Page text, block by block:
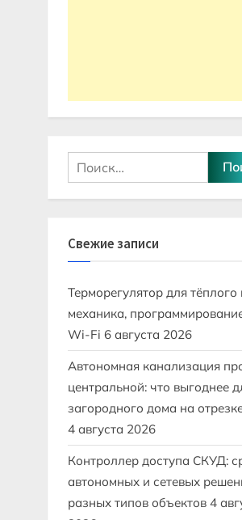
Найти:
Свежие записи
Терморегулятор для тёплого
механика,
Wi-Fi 6 августа 2026
Автономная канализация
центральной: что выгоднее
загородного дома на
4 августа 2026
Контроллер доступа СКУД:
автономных и сетевых
разных типов объектов 4